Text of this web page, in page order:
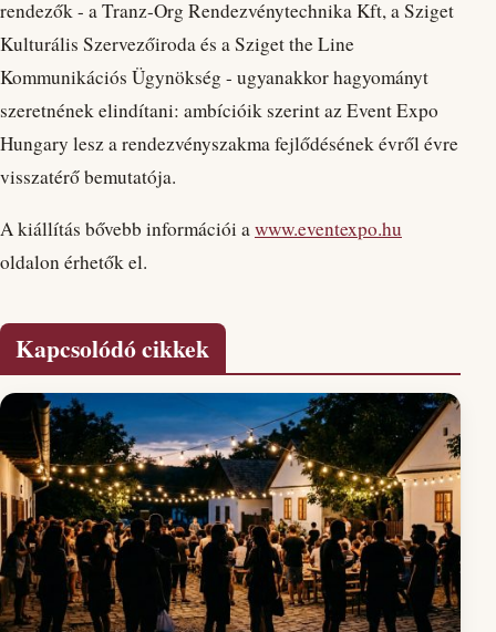
rendezők - a Tranz-Org Rendezvénytechnika Kft, a Sziget
Kulturális Szervezőiroda és a Sziget the Line
Kommunikációs Ügynökség - ugyanakkor hagyományt
szeretnének elindítani: ambícióik szerint az Event Expo
Hungary lesz a rendezvényszakma fejlődésének évről évre
visszatérő bemutatója.
A kiállítás bővebb információi awww.eventexpo.hu
oldalon érhetők el.
Kapcsolódó cikkek